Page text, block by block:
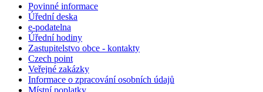
Povinné informace
Úřední deska
e-podatelna
Úřední hodiny
Zastupitelstvo obce - kontakty
Czech point
Veřejné zakázky
Informace o zpracování osobních údajů
Místní poplatky